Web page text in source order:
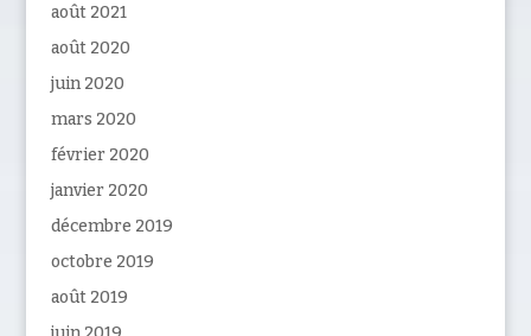
août 2021
août 2020
juin 2020
mars 2020
février 2020
janvier 2020
décembre 2019
octobre 2019
août 2019